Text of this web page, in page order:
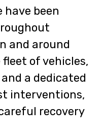
have been
and around
fleet of vehicles,
a dedicated
interventions,
recovery